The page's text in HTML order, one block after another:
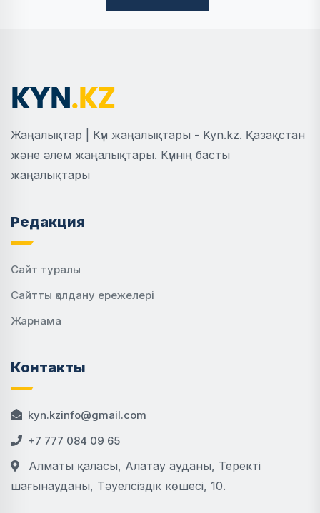
Жаңалықтар | Күн жаңалықтары - Kyn.kz. Қазақстан
және әлем жаңалықтары. Күннің басты
жаңалықтары
Редакция
Сайт туралы
Сайтты қолдану ережелері
Жарнама
Контакты
kyn.kzinfo@gmail.com
+7 777 084 09 65
Алматы қаласы, Алатау ауданы, Теректі
шағынауданы, Тәуелсіздік көшесі, 10.